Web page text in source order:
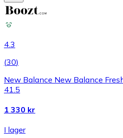
4.3
(30)
New Balance New Balance
41.5
1 330 kr
I lager